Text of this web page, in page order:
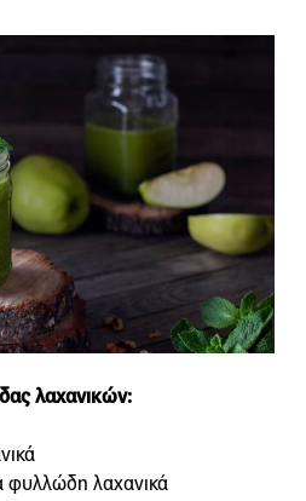
λαχανικών:
φυλλώδη λαχανικά